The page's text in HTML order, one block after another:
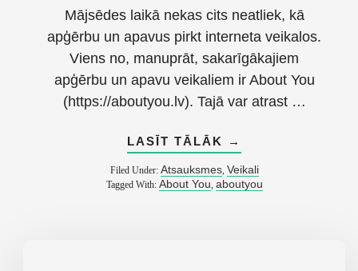
Mājsēdes laikā nekas cits neatliek, kā
apģērbu un apavus pirkt interneta veikalos.
Viens no, manuprāt, sakarīgākajiem
apģērbu un apavu veikaliem ir About You
(https://aboutyou.lv). Tajā var atrast …
LASĪT TĀLĀK
ABOUT
ATSAUKSME
PAR
APĢĒRBU
UN
→
Filed Under: Atsauksmes, Veikali
Tagged With: About You, aboutyou